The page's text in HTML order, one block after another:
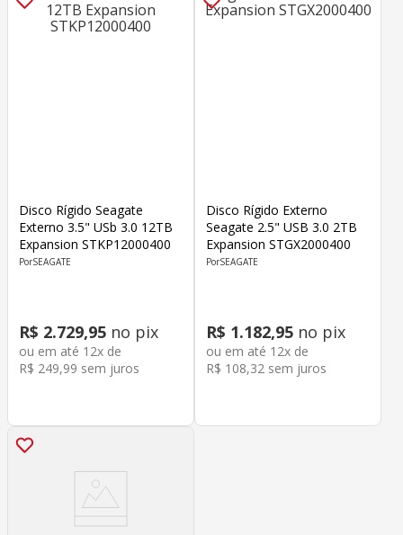
Disco Rígido Seagate
Externo 3.5" USb 3.0 12TB
Expansion STKP12000400
SEAGATE
R$ 2.729,95 no pix
ou em até 12x de
R$ 249,99 sem juros
Disco Rígido Externo
Seagate 2.5" USB 3.0 2TB
Expansion STGX2000400
SEAGATE
R$ 1.182,95 no pix
ou em até 12x de
R$ 108,32 sem juros